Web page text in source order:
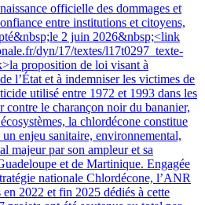
officielle des dommages et
entre institutions et citoyens,
2 juin 2026&nbsp;<link
dyn/17/textes/l17t0297_texte-
proposition de loi visant à
l’État et à indemniser les victimes de
utilisé entre 1972 et 1993 dans les
contre le charançon noir du bananier,
la chlordécone constitue
enjeu sanitaire, environnemental,
majeur par son ampleur et sa
et de Martinique. Engagée
nationale Chlordécone, l’ANR
2022 et fin 2025 dédiés à cette